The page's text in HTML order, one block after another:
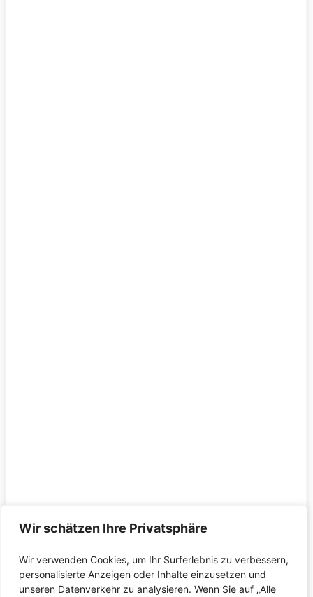
Wir schätzen Ihre Privatsphäre
Wir verwenden Cookies, um Ihr Surferlebnis zu verbessern,
personalisierte Anzeigen oder Inhalte einzusetzen und
unseren Datenverkehr zu analysieren. Wenn Sie auf „Alle